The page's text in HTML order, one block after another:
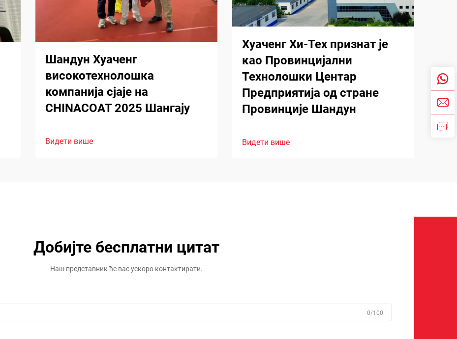
Шандун Хуаченг
високотехнолошка
компанија сјаје на
CHINACOAT 2025 Шангају
Видети више
Хуаченг Хи-Тех признат је
као Провинцијални
Технолошки Центар
Предприятија од стране
Провинције Шандун
Видети више
Добијте бесплатни цитат
Наш представник ће вас ускоро контактирати.
0/100